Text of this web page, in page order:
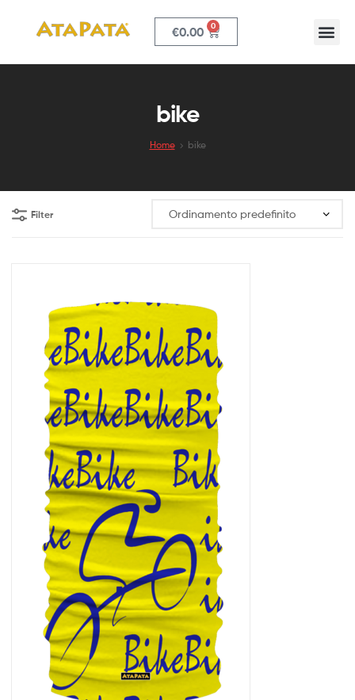
ATAPATA
€0.00 0
bike
Home bike
Filter